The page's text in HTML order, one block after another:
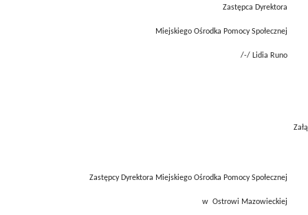
Zastępca Dyrektora
Miejskiego Ośrodka Pomocy Społecznej
/-/ Lidia Runo
Zastępcy Dyrektora Miejskiego Ośrodka Pomocy Społecznej
w Ostrowi Mazowieckiej